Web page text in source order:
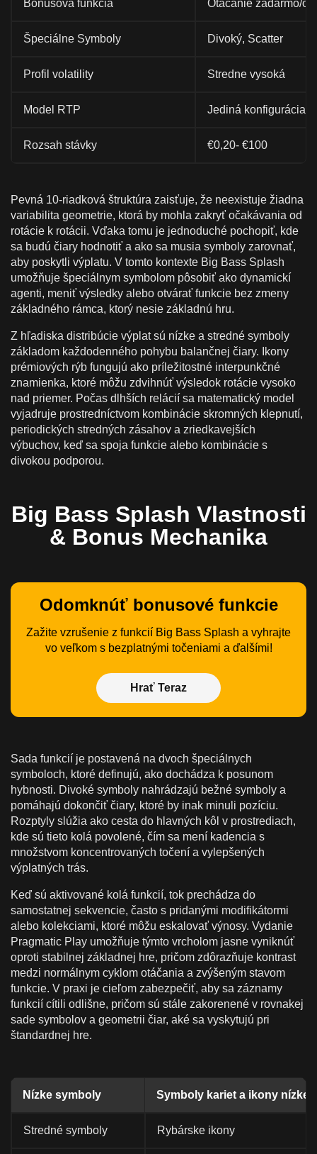
Bonusová funkcia Otáčanie zadarmo/
Špeciálne Symboly Divoký, Scatter
Profil volatility Stredne vysoká
Model RTP Jediná konfigurácia
Rozsah stávky €0,20- €100
Pevná 10-riadková štruktúra zaisťuje, že neexistuje žiadna
variabilita geometrie, ktorá by mohla zakryť očakávania od
rotácie k rotácii. Vďaka tomu je jednoduché pochopiť, kde
sa budú čiary hodnotiť a ako sa musia symboly zarovnať,
aby poskytli výplatu. V tomto kontexte Big Bass Splash
umožňuje špeciálnym symbolom pôsobiť ako dynamickí
agenti, meniť výsledky alebo otvárať funkcie bez zmeny
základného rámca, ktorý nesie základnú hru.
Z hľadiska distribúcie výplat sú nízke a stredné symboly
základom každodenného pohybu balančnej čiary. Ikony
prémiových rýb fungujú ako príležitostné interpunkčné
znamienka, ktoré môžu zdvihnúť výsledok rotácie vysoko
nad priemer. Počas dlhších relácií sa matematický model
vyjadruje prostredníctvom kombinácie skromných klepnutí,
periodických stredných zásahov a zriedkavejších
výbuchov, keď sa spoja funkcie alebo kombinácie s
divokou podporou.
Big Bass Splash Vlastnosti
& Bonus Mechanika
Odomknúť bonusové funkcie
Zažite vzrušenie z funkcií Big Bass Splash a vyhrajte
vo veľkom s bezplatnými točeniami a ďalšími!
Hrať Teraz
Sada funkcií je postavená na dvoch špeciálnych
symboloch, ktoré definujú, ako dochádza k posunom
hybnosti. Divoké symboly nahrádzajú bežné symboly a
pomáhajú dokončiť čiary, ktoré by inak minuli pozíciu.
Rozptyly slúžia ako cesta do hlavných kôl v prostrediach,
kde sú tieto kolá povolené, čím sa mení kadencia s
množstvom koncentrovaných točení a vylepšených
výplatných trás.
Keď sú aktivované kolá funkcií, tok prechádza do
samostatnej sekvencie, často s pridanými modifikátormi
alebo kolekciami, ktoré môžu eskalovať výnosy. Vydanie
Pragmatic Play umožňuje týmto vrcholom jasne vyniknúť
oproti stabilnej základnej hre, pričom zdôrazňuje kontrast
medzi normálnym cyklom otáčania a zvýšeným stavom
funkcie. V praxi je cieľom zabezpečiť, aby sa záznamy
funkcií cítili odlišne, pričom sú stále zakorenené v rovnakej
sade symbolov a geometrii čiar, aké sa vyskytujú pri
štandardnej hre.
Nízke symboly Symboly kariet a ikony nízkej
Stredné symboly Rybárske ikony